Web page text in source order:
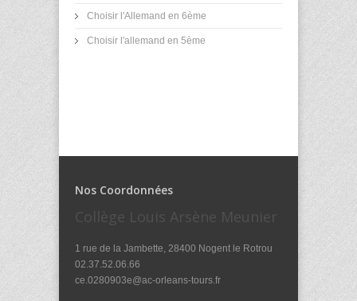
Choisir l'Allemand en 6ème
Choisir l'allemand en 5ème
Nos Coordonnées
Collège Louis Arsène Meunier
1 rue de la Jambette, 28400 Nogent le Rotrou
02.37.52.06.66
ce.0280903e@ac-orleans-tours.fr